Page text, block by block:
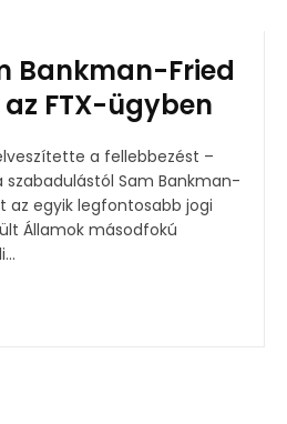
Bankman-Fried
FTX-ügyben
a fellebbezést –
Sam Bankman-
az egyik legfontosabb jogi
Államok másodfokú